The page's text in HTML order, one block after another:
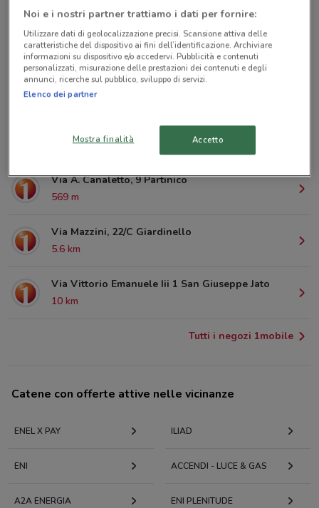
© MapTiler © OpenStreetMap contributors
Piazza Giuseppe Verdi 2 Partinico
325 m
Via Francesco Crispi 81 Partinico
521 m
Via A. Canaletto, 9 Partinico
569 m
Via Mazzini, 22/C Giardinello
5.6 km
Via Vittorio Emanuele Iii 1 San Giuseppe Jato
10 km
Tutti i negozi 1mobile
Catene con offerte attive nelle vicinanze
ENEL X PAY ILIAD
ENI ACCENDI - LUCE & GAS
A2A ENERGIA ENI PLENITUDE
Noi e i nostri partner trattiamo i dati per fornire:
Utilizzare dati di geolocalizzazione precisi. Scansione attiva delle
caratteristiche del dispositivo ai fini dell’identificazione. Archiviare
informazioni su dispositivo e/o accedervi. Pubblicità e contenuti
personalizzati, misurazione delle prestazioni dei contenuti e degli
annunci, ricerche sul pubblico, sviluppo di servizi.
Elenco dei partner
Mostra finalità Accetto